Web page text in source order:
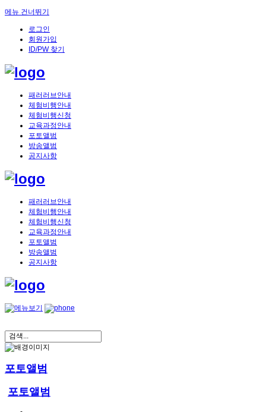
메뉴 건너뛰기
로그인
회원가입
ID/PW 찾기
패러러브안내
체험비행안내
체험비행신청
교육과정안내
포토앨범
방송앨범
공지사항
패러러브안내
체험비행안내
체험비행신청
교육과정안내
포토앨범
방송앨범
공지사항
포토앨범
포토앨범